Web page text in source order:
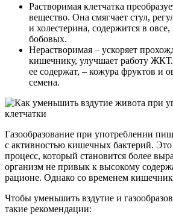
Растворимая клетчатка
вещество. Она смягчает стул,
и холестерина, содержится в овсе,
бобовых.
Нерастворимая – ускоряет
кишечнику, улучшает работу
ее содержат, – кожура фруктов и
семена.
Газообразование при употреблении
с активностью кишечных бактерий. Это
процесс, который становится более
организм не привык к высокому
рационе. Однако со временем кишечник
Чтобы уменьшить вздутие и
такие рекомендации: